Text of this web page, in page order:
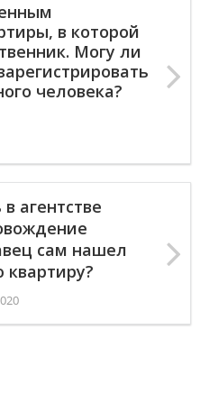
в которой
Могу ли
человека?
агентстве
сам нашел
квартиру?